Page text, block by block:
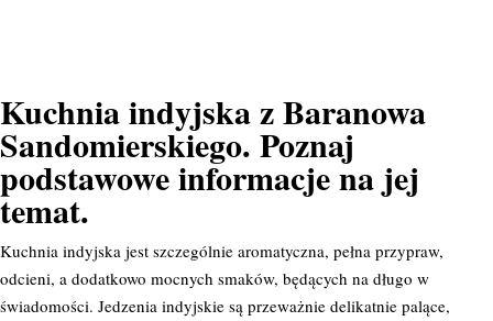
Kuchnia indyjska z Baranowa
Sandomierskiego. Poznaj
podstawowe informacje na jej
temat.
Kuchnia indyjska jest szczególnie aromatyczna, pełna przypraw,
odcieni, a dodatkowo mocnych smaków, będących na długo w
świadomości. Jedzenia indyjskie są przeważnie delikatnie palące,